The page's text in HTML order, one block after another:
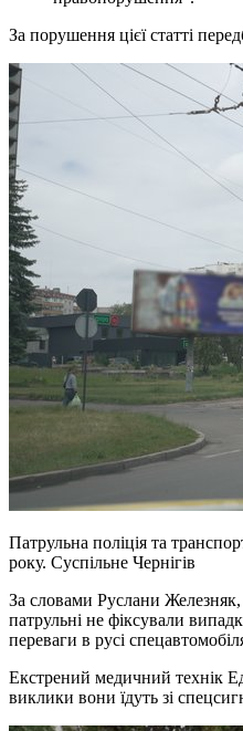
За порушення цієї статті
Патрульна поліція та
року. Суспільне Чернігів
За словами Руслани
патрульні не фіксували
переваги в русі
Екстрений медичний технік
виклики вони їдуть зі